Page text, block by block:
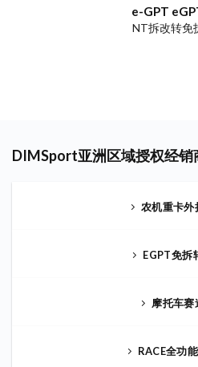
e-GPT
NT拆改转免
DIMSport亚洲区域授权经销
农机重卡外
EGPT免拆
摩托车赛
RACE全功